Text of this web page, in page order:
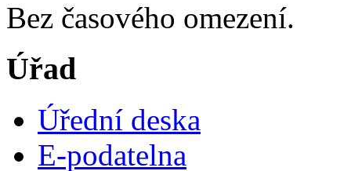
Bez časového omezení.
Úřad
Úřední deska
E-podatelna